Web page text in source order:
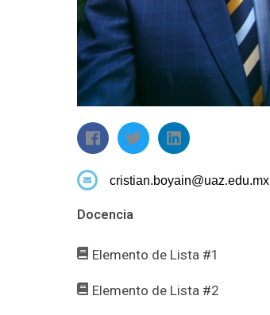
cristian.boyain@uaz.edu.mx
Docencia
Elemento de Lista #1
Elemento de Lista #2